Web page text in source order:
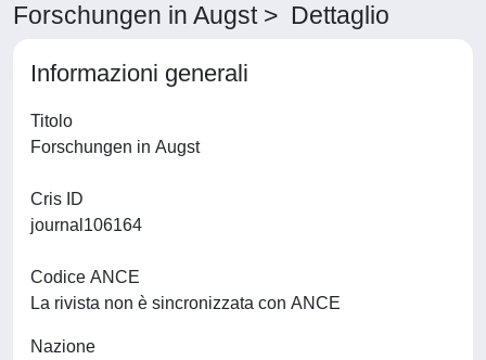
Forschungen in Augst > Dettaglio
Informazioni generali
Titolo
Cris ID
Codice ANCE
La rivista non è sincronizzata con ANCE
Nazione